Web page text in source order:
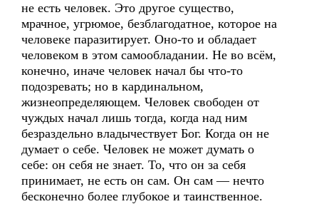
не есть человек. Это другое существо,
мрачное, угрюмое, безблагодатное, которое на
человеке паразитирует. Оно-то и обладает
человеком в этом самообладании. Не во всём,
конечно, иначе человек начал бы что-то
подозревать; но в кардинальном,
жизнеопределяющем. Человек свободен от
чуждых начал лишь тогда, когда над ним
безраздельно владычествует Бог. Когда он не
думает о себе. Человек не может думать о
себе: он себя не знает. То, что он за себя
принимает, не есть он сам. Он сам — нечто
бесконечно более глубокое и таинственное.